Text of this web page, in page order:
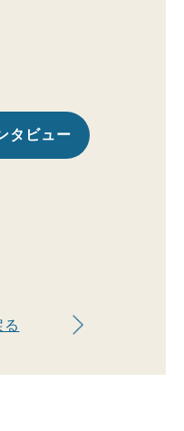
タビュー